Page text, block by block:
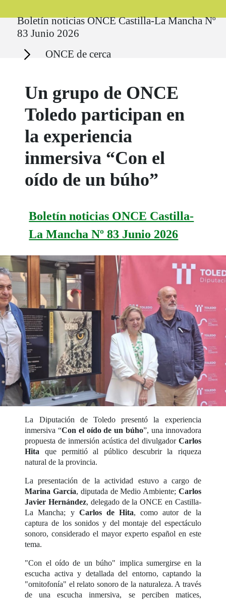
Boletín noticias ONCE Castilla-La Mancha Nº
83 Junio 2026
Secciones ONCE de cerca
Un grupo de ONCE
Toledo participan en
la experiencia
inmersiva “Con el
oído de un búho”
Boletín noticias ONCE Castilla-
La Mancha Nº 83 Junio 2026
La Diputación de Toledo presentó la experiencia
inmersiva “Con el oído de un búho”, una innovadora
propuesta de inmersión acústica del divulgador Carlos
Hita que permitió al público descubrir la riqueza
natural de la provincia.
La presentación de la actividad estuvo a cargo de
Marina García, diputada de Medio Ambiente; Carlos
Javier Hernández, delegado de la ONCE en Castilla-
La Mancha; y Carlos de Hita, como autor de la
captura de los sonidos y del montaje del espectáculo
sonoro, considerado el mayor experto español en este
tema.
"Con el oído de un búho" implica sumergirse en la
escucha activa y detallada del entorno, captando la
"ornitofonía" el relato sonoro de la naturaleza. A través
de una escucha inmersiva, se perciben matices,